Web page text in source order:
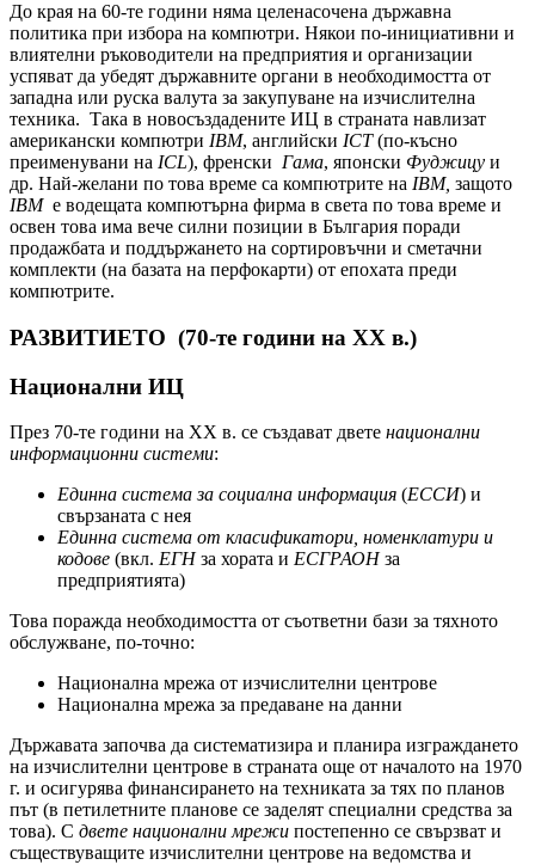
До края на 60-те години няма целенасочена държавна
политика при избора на компютри. Някои по-инициативни и
влиятелни ръководители на предприятия и организации
успяват да убедят държавните органи в необходимостта от
западна или руска валута за закупуване на изчислителна
техника. Така в новосъздадените ИЦ в страната навлизат
американски компютри IBM, английски ICT(по-късно
преименувани на ICL), френски Гама, японски Фуджицу и
др. Най-желани по това време са компютрите на IBM, защото
IBMе водещата компютърна фирма в света по това време и
освен това има вече силни позиции в България поради
продажбата и поддържането на сортировъчни и сметачни
комплекти (на базата на перфокарти) от епохата преди
компютрите.
РАЗВИТИЕТО (70-те години на ХХ в.)
Национални ИЦ
През 70-те години на ХХ в. се създават двете национални
информационни системи:
Единна система за социална информация (ЕССИ) и
свързаната с нея
Единна система от класификатори, номенклатури и
кодове (вкл. ЕГНза хората и ЕСГРАОНза
предприятията)
Това поражда необходимостта от съответни бази за тяхното
обслужване, по-точно:
Национална мрежа от изчислителни центрове
Национална мрежа за предаване на данни
Държавата започва да систематизира и планира изграждането
на изчислителни центрове в страната още от началото на 1970
г. и осигурява финансирането на техниката за тях по планов
път (в петилетните планове се заделят специални средства за
това). С двете национални мрежи постепенно се свързват и
съществуващите изчислителни центрове на ведомства и